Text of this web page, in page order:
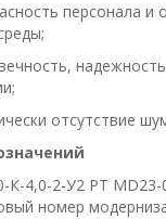
персонала и
надежность
отсутствие
К-4,0-2-У2 РТ МD23-
номер